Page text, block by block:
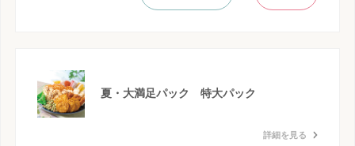
夏・大満足パック 特大パック
詳細を見る